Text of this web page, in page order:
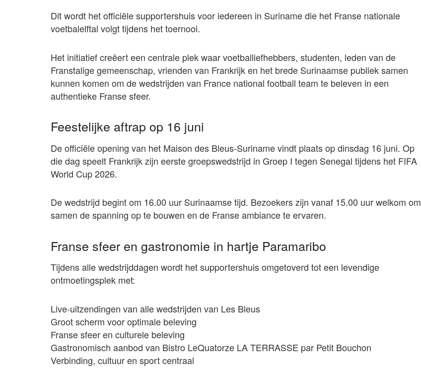
Dit wordt het officiële supportershuis voor iedereen in Suriname die het Franse nationale
voetbalelftal volgt tijdens het toernooi.
Het initiatief creëert een centrale plek waar voetballiefhebbers, studenten, leden van de
Franstalige gemeenschap, vrienden van Frankrijk en het brede Surinaamse publiek samen
kunnen komen om de wedstrijden van France national football team te beleven in een
authentieke Franse sfeer.
Feestelijke aftrap op 16 juni
De officiële opening van het Maison des Bleus-Suriname vindt plaats op dinsdag 16 juni. Op
die dag speelt Frankrijk zijn eerste groepswedstrijd in Groep I tegen Senegal tijdens het FIFA
World Cup 2026.
De wedstrijd begint om 16.00 uur Surinaamse tijd. Bezoekers zijn vanaf 15.00 uur welkom om
samen de spanning op te bouwen en de Franse ambiance te ervaren.
Franse sfeer en gastronomie in hartje Paramaribo
Tijdens alle wedstrijddagen wordt het supportershuis omgetoverd tot een levendige
ontmoetingsplek met:
Live-uitzendingen van alle wedstrijden van Les Bleus
Groot scherm voor optimale beleving
Franse sfeer en culturele beleving
Gastronomisch aanbod van Bistro LeQuatorze LA TERRASSE par Petit Bouchon
Verbinding, cultuur en sport centraal